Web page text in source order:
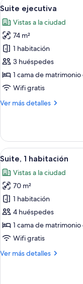
dobles,
a
la
ciudad
Abrir
todas
las
fotos
de
Suite
ejecutiva
9
Suite ejecutiva
Vistas a la ciudad
74 m²
1 habitación
3 huéspedes
1 cama de
Wifi gratis
Ver más detalles
Más
ejecutiva
Abrir
todas
las
fotos
de
Suite,
1
habitación
7
Suite, 1 habitación
Vistas a la ciudad
70 m²
1 habitación
4 huéspedes
1 cama de
Wifi gratis
Ver más detalles
Más